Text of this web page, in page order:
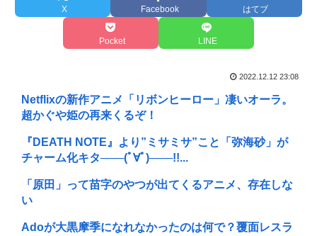
X Facebook はてブ
Pocket LINE
2022.12.12 23:08
Netflixの新作アニメ「リボンヒーロー」凄いオーラ。
超かぐや姫の再来くるぞ！
『DEATH NOTE』より”ミサミサ”こと「弥海砂」が
チャーム化キタ───(ﾟ∀ﾟ)───!!...
「原田」って苗字のやつが出てくるアニメ、存在しな
い
Adoが大黒摩季になれなかったのは何で？覆面レスラ